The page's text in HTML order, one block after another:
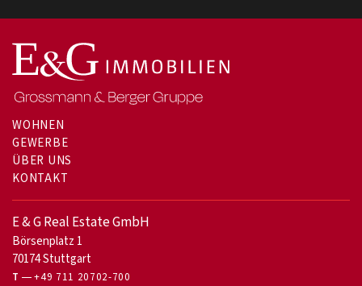
WOHNEN
GEWERBE
ÜBER UNS
KONTAKT
E & G Real Estate GmbH
Börsenplatz 1
70174 Stuttgart
T +49 711 20702-700